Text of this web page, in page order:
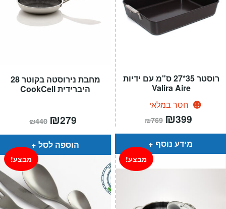
מחבת נירוסטה בקוטר 28
היברידית CookCell
₪440 המחיר
המקורי
היה:
₪440.
₪279
הוא:
הוספה לסל
רוסטר 35*27 ס"מ עם ידיות
Valira Aire
חסר במלאי
₪769 המחיר
המקורי
היה:
₪769.
₪399
הוא:
מידע נוסף
מבצע! מבצע!